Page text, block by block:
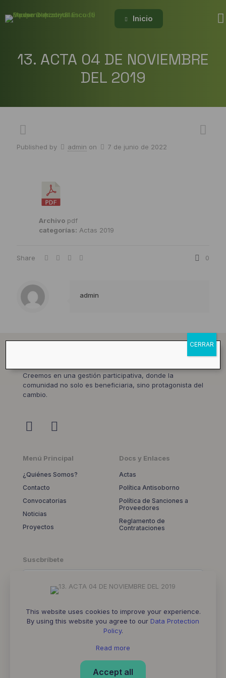
Inicio
13. ACTA 04 DE NOVIEMBRE
DEL 2019
Published by admin on 7 de junio de 2022
Archivopdf
categorías: Actas 2019
Share 0
admin
Creemos en una gestión participativa, donde la
comunidad no solo es beneficiaria, sino protagonista del
cambio.
Menú Principal
¿Quiénes Somos?
Contacto
Convocatorias
Noticias
Proyectos
Docs y Enlaces
Actas
Política Antisoborno
Política de Sanciones a
Proveedores
Reglamento de
Contrataciones
Suscbríbete
Rayo Mkt| All Rights Reserved |
This website uses cookies to improve your experience.
By using this website you agree to our Data Protection
Policy.
Read more
Accept all
CERRAR